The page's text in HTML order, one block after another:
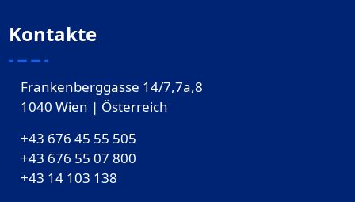
Kontakte
Frankenberggasse 14/7,7a,8
1040 Wien | Österreich
+43 676 45 55 505
+43 676 55 07 800
‎+43 14 103 138